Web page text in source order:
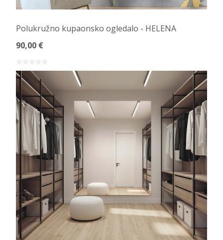
Polukružno kupaonsko ogledalo - HELENA
90,00 €